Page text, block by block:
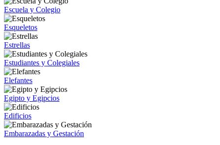
Escuela y Colegio
Esqueletos
Estrellas
Estudiantes y Colegiales
Elefantes
Egipto y Egipcios
Edificios
Embarazadas y Gestación